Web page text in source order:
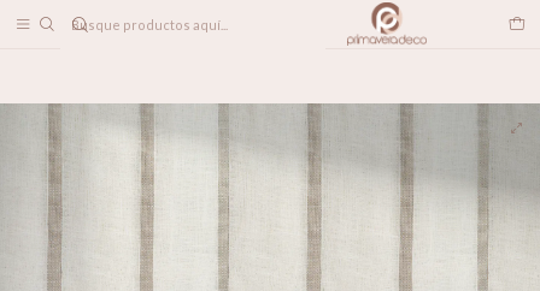
PAPELES MURALES TEXTILES Gasa Rústica